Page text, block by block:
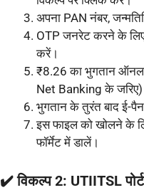
अपना PAN नंबर,
OTP जनरेट करने के लिए
करें।
₹8.26 का भुगतान
Net Banking के
भुगतान के तुरंत बाद ई-
इस फाइल को खोलने के
फॉर्मेट में डालें।
✔️ विकल्प 2: UTIITSL